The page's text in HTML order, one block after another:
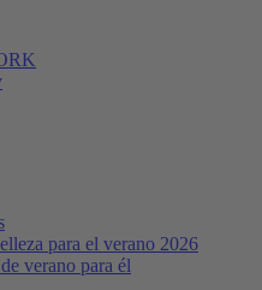
para el verano 2026
verano para él